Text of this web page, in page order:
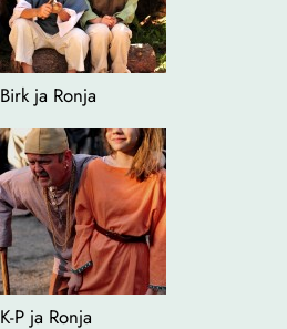
Birk ja Ronja
K-P ja Ronja